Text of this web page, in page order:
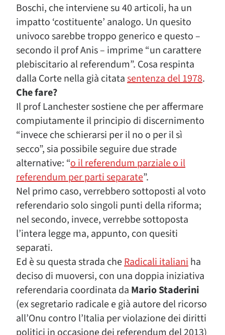
Boschi, che interviene su 40 articoli, ha un
impatto ‘costituente’ analogo. Un quesito
univoco sarebbe troppo generico e questo –
secondo il prof Anis – imprime “un carattere
plebiscitario al referendum”. Cosa respinta
dalla Corte nella già citatasentenza del 1978.
Che fare?
Il prof Lanchester sostiene che per affermare
compiutamente il principio di discernimento
“invece che schierarsi per il no o per il sì
secco”, sia possibile seguire due strade
alternative: “o il referendum parziale o il
referendum per parti separate”.
Nel primo caso, verrebbero sottoposti al voto
referendario solo singoli punti della riforma;
nel secondo, invece, verrebbe sottoposta
l’intera legge ma, appunto, con quesiti
separati.
Ed è su questa strada cheRadicali italianiha
deciso di muoversi, con una doppia iniziativa
referendaria coordinata da Mario Staderini
(ex segretario radicale e già autore del ricorso
all’Onu contro l’Italia per violazione dei diritti